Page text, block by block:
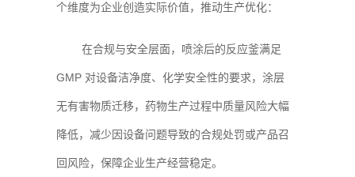
个维度为企业创造实际价值，推动生产优化：
在合规与安全层面，喷涂后的反应釜满足
GMP 对设备洁净度、化学安全性的要求，涂层
无有害物质迁移，药物生产过程中质量风险大幅
降低，减少因设备问题导致的合规处罚或产品召
回风险，保障企业生产经营稳定。